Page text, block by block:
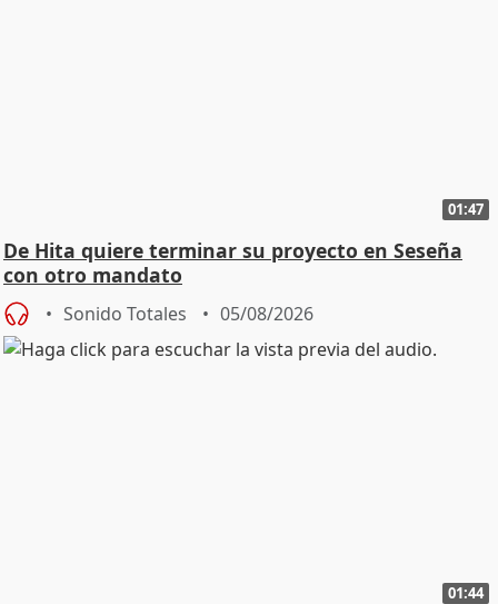
01:47
De Hita quiere terminar su proyecto en Seseña
con otro mandato
Sonido Totales 05/08/2026
01:44